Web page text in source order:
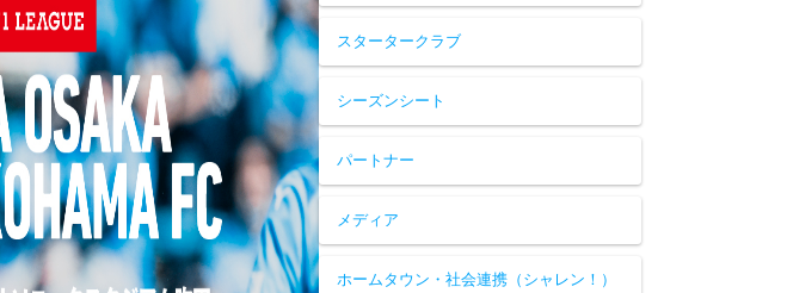
スタータークラブ
シーズンシート
パートナー
メディア
ホームタウン・社会連携（シャレン！）